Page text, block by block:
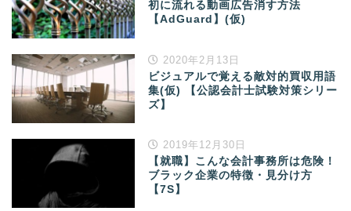
初に流れる動画広告消す方法
【AdGuard】(仮)
2020年2月13日
ビジュアルで覚える敵対的買収用語
集(仮) 【公認会計士試験対策シリー
ズ】
2019年12月30日
【就職】こんな会計事務所は危険！
ブラック企業の特徴・見分け方
【7S】